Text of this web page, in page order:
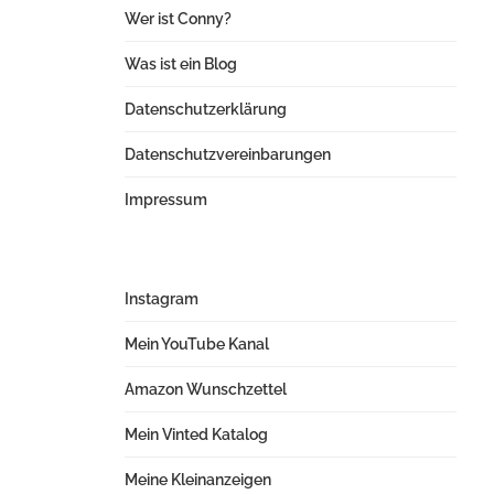
Wer ist Conny?
Was ist ein Blog
Datenschutzerklärung
Datenschutzvereinbarungen
Impressum
Instagram
Mein YouTube Kanal
Amazon Wunschzettel
Mein Vinted Katalog
Meine Kleinanzeigen